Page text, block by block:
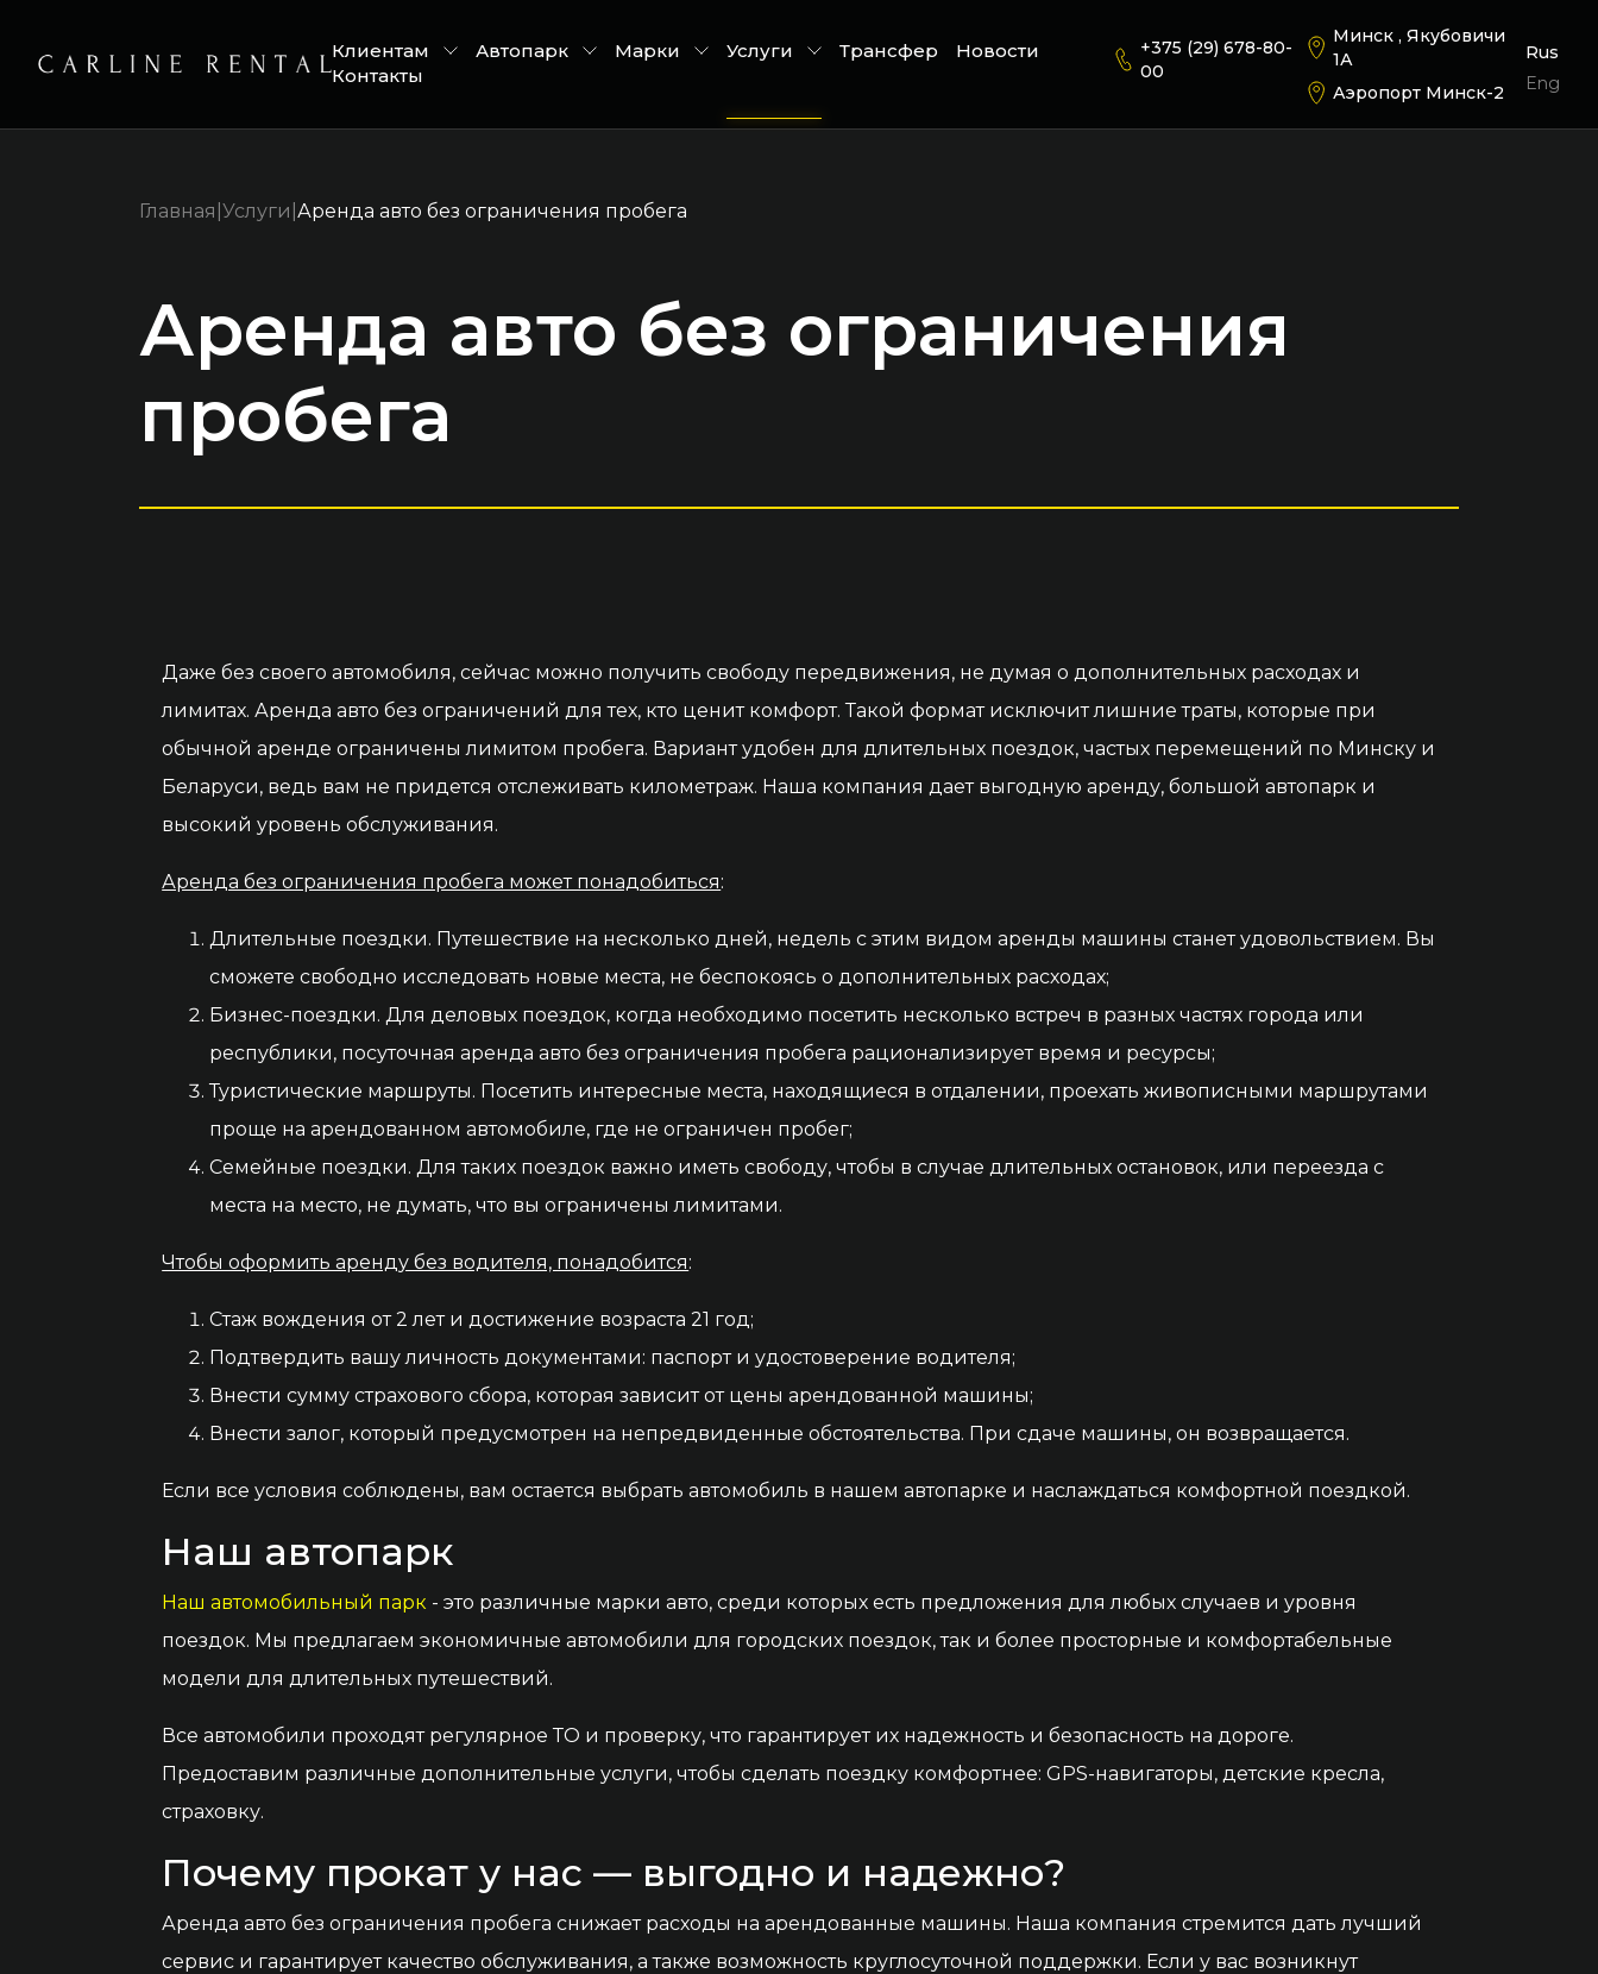
Клиентам Автопарк Марки Услуги Трансфер
Новости
Контакты
+375 (29) 678-80-
00
Минск , Якубовичи
1А
Аэропорт Минск-2
Rus
Eng
Главная Услуги Аренда авто без ограничения пробега
Аренда авто без ограничения
пробега
Даже без своего автомобиля, сейчас можно получить свободу передвижения, не думая о дополнительных расходах и
лимитах. Аренда авто без ограничений для тех, кто ценит комфорт. Такой формат исключит лишние траты, которые при
обычной аренде ограничены лимитом пробега. Вариант удобен для длительных поездок, частых перемещений по Минску и
Беларуси, ведь вам не придется отслеживать километраж. Наша компания дает выгодную аренду, большой автопарк и
высокий уровень обслуживания.
Аренда без ограничения пробега может понадобиться:
Длительные поездки. Путешествие на несколько дней, недель с этим видом аренды машины станет удовольствием. Вы
сможете свободно исследовать новые места, не беспокоясь о дополнительных расходах;
Бизнес-поездки. Для деловых поездок, когда необходимо посетить несколько встреч в разных частях города или
республики, посуточная аренда авто без ограничения пробега рационализирует время и ресурсы;
Туристические маршруты. Посетить интересные места, находящиеся в отдалении, проехать живописными маршрутами
проще на арендованном автомобиле, где не ограничен пробег;
Семейные поездки. Для таких поездок важно иметь свободу, чтобы в случае длительных остановок, или переезда с
места на место, не думать, что вы ограничены лимитами.
Чтобы оформить аренду без водителя, понадобится:
Стаж вождения от 2 лет и достижение возраста 21 год;
Подтвердить вашу личность документами: паспорт и удостоверение водителя;
Внести сумму страхового сбора, которая зависит от цены арендованной машины;
Внести залог, который предусмотрен на непредвиденные обстоятельства. При сдаче машины, он возвращается.
Если все условия соблюдены, вам остается выбрать автомобиль в нашем автопарке и наслаждаться комфортной поездкой.
Наш автопарк
Наш автомобильный парк - это различные марки авто, среди которых есть предложения для любых случаев и уровня
поездок. Мы предлагаем экономичные автомобили для городских поездок, так и более просторные и комфортабельные
модели для длительных путешествий.
Все автомобили проходят регулярное ТО и проверку, что гарантирует их надежность и безопасность на дороге.
Предоставим различные дополнительные услуги, чтобы сделать поездку комфортнее: GPS-навигаторы, детские кресла,
страховку.
Почему прокат у нас — выгодно и надежно?
Аренда авто без ограничения пробега снижает расходы на арендованные машины. Наша компания стремится дать лучший
сервис и гарантирует качество обслуживания, а также возможность круглосуточной поддержки. Если у вас возникнут